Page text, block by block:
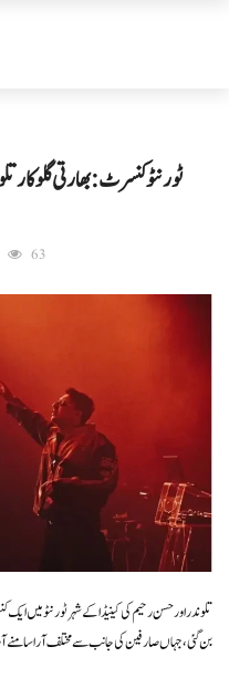
ٹورنٹو کنسرٹ: بھارتی گلوکار
63
تلوندر اور حسن رحیم کی کینیڈا کے شہر ٹورنٹو میں
بن گئی، جہاں صارفین کی جانب سے مختلف آرا سامنے